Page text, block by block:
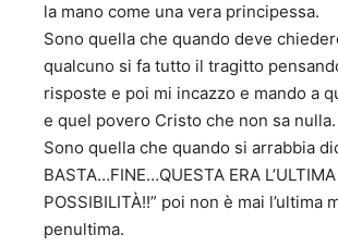
la mano come una vera principessa.
Sono quella che quando deve
qualcuno si fa tutto il tragitto
risposte e poi mi incazzo e mando a
e quel povero Cristo che non sa nulla.
Sono quella che quando si arrabbia
BASTA…FINE…QUESTA ERA L’ULTIMA
POSSIBILITÀ!!” poi non è mai l’ultima
penultima.